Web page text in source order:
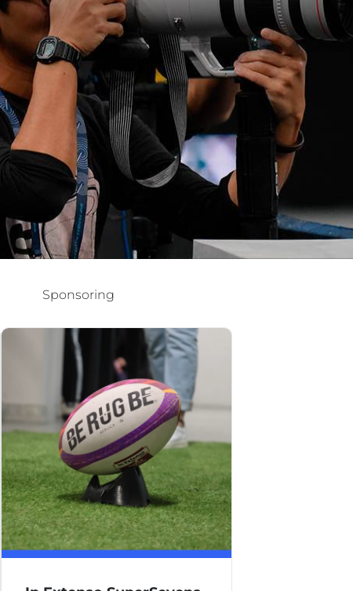
Sponsoring